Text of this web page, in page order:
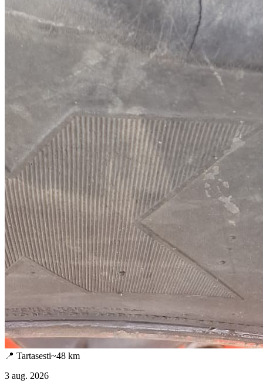
📍 Tartasesti~48 km
3 aug. 2026